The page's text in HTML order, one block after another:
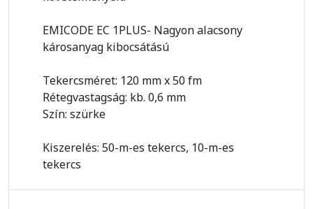
EMICODE EC 1PLUS- Nagyon alacsony
károsanyag kibocsátású
Tekercsméret: 120 mm x 50 fm
Rétegvastagság: kb. 0,6 mm
Szín: szürke
Kiszerelés: 50-m-es tekercs, 10-m-es
tekercs